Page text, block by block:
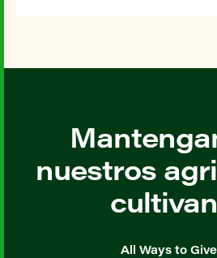
nuestros
All Ways to Give